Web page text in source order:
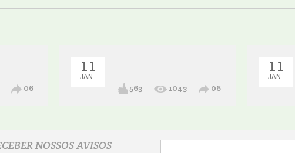
06
11
JAN
563 1043 06
11
JAN
NOSSOS AVISOS